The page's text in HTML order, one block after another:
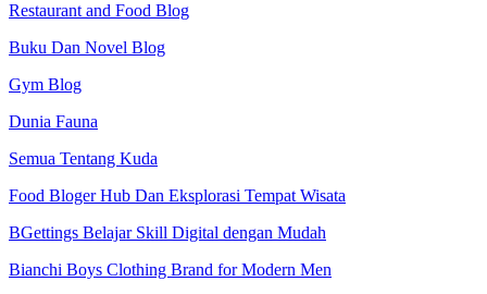
Restaurant and Food Blog
Buku Dan Novel Blog
Gym Blog
Dunia Fauna
Semua Tentang Kuda
Food Bloger Hub Dan Eksplorasi Tempat Wisata
BGettings Belajar Skill Digital dengan Mudah
Bianchi Boys Clothing Brand for Modern Men